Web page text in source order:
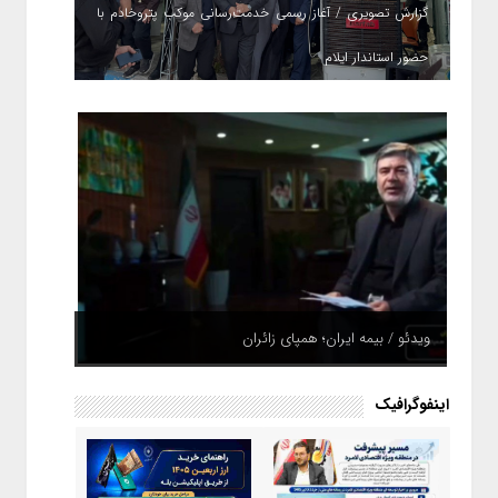
گزارش تصویری / آغاز رسمی خدمت‌رسانی موکب پتروخادم با
حضور استاندار ایلام
ویدئو / بیمه ایران؛ همپای زائران
اینفوگرافیک